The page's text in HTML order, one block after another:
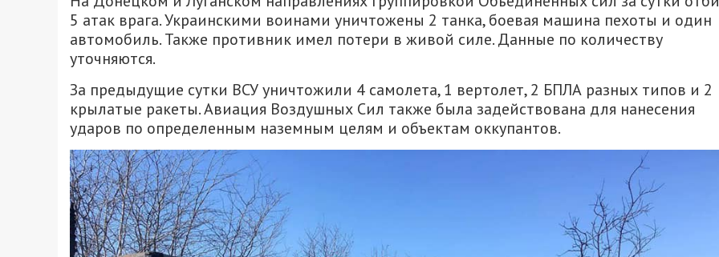
5 атак врага. Украинскими воинами уничтожены 2 танка, боевая машина пехоты и один
автомобиль. Также противник имел потери в живой силе. Данные по количеству
уточняются.
За предыдущие сутки ВСУ уничтожили 4 самолета, 1 вертолет, 2 БПЛА разных типов и 2
крылатые ракеты. Авиация Воздушных Сил также была задействована для нанесения
ударов по определенным наземным целям и объектам оккупантов.